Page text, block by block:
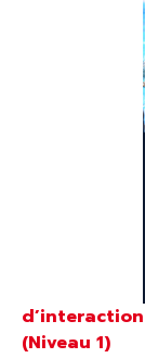
(Niveau 1)